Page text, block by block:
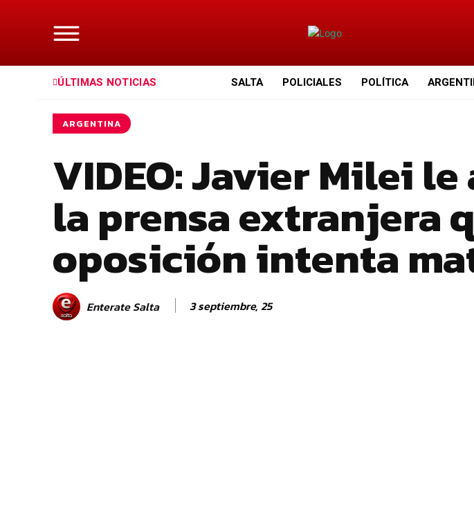
ÚLTIMAS NOTICIAS SALTA POLICIALES POLÍTICA
ARGENTINA
VIDEO: Javier Milei le
la prensa extranjera
oposición intenta
Enterate Salta 3 septiembre, 25